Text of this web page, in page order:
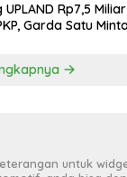
Rp7,5
Garda Satu
untuk